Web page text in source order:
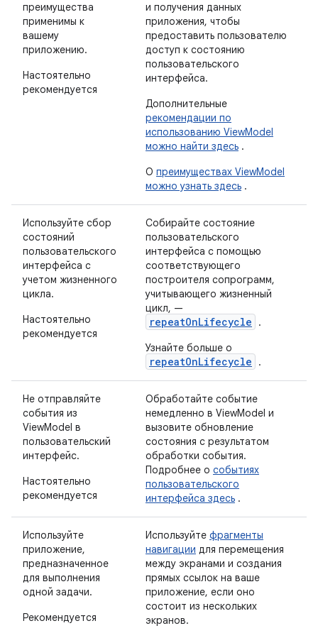
преимущества
применимы к
вашему
приложению.
Настоятельно
рекомендуется
и получения данных
приложения, чтобы
предоставить пользователю
доступ к состоянию
пользовательского
интерфейса.
Дополнительные
рекомендации по
использованию ViewModel
можно найти здесь .
О преимуществах ViewModel
можно узнать здесь .
Используйте сбор
состояний
пользовательского
интерфейса с
учетом жизненного
цикла.
Настоятельно
рекомендуется
Собирайте состояние
пользовательского
интерфейса с помощью
соответствующего
построителя сопрограмм,
учитывающего жизненный
цикл, —
repeatOnLifecycle
.
Узнайте больше о
repeatOnLifecycle .
Не отправляйте
события из
ViewModel в
пользовательский
интерфейс.
Настоятельно
рекомендуется
Обработайте событие
немедленно в ViewModel и
вызовите обновление
состояния с результатом
обработки события.
Подробнее о событиях
пользовательского
интерфейса здесь .
Используйте
приложение,
предназначенное
для выполнения
одной задачи.
Рекомендуется
Используйте фрагменты
навигации для перемещения
между экранами и создания
прямых ссылок на ваше
приложение, если оно
состоит из нескольких
экранов.